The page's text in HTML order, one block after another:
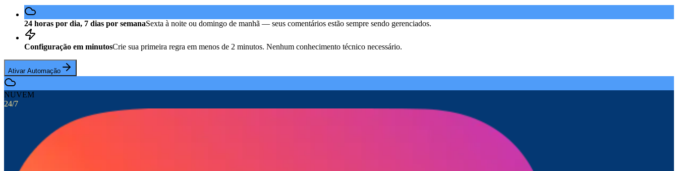
24 horas por dia, 7 dias por semanaSexta à noite ou domingo de manhã — seus comentários estão sempre sendo gerenciados.
Configuração em minutosCrie sua primeira regra em menos de 2 minutos. Nenhum conhecimento técnico necessário.
Ativar Automação
NUVEM
24/7